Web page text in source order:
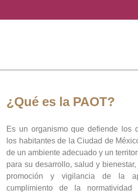
¿Qué es la PAOT?
Es un organismo que defiende los
los habitantes de la Ciudad de
de un ambiente adecuado y un
para su desarrollo, salud y
promoción y vigilancia de la
cumplimiento de la normatividad